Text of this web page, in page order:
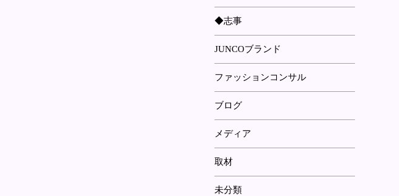
◆志事
JUNCOブランド
ファッションコンサル
ブログ
メディア
取材
未分類